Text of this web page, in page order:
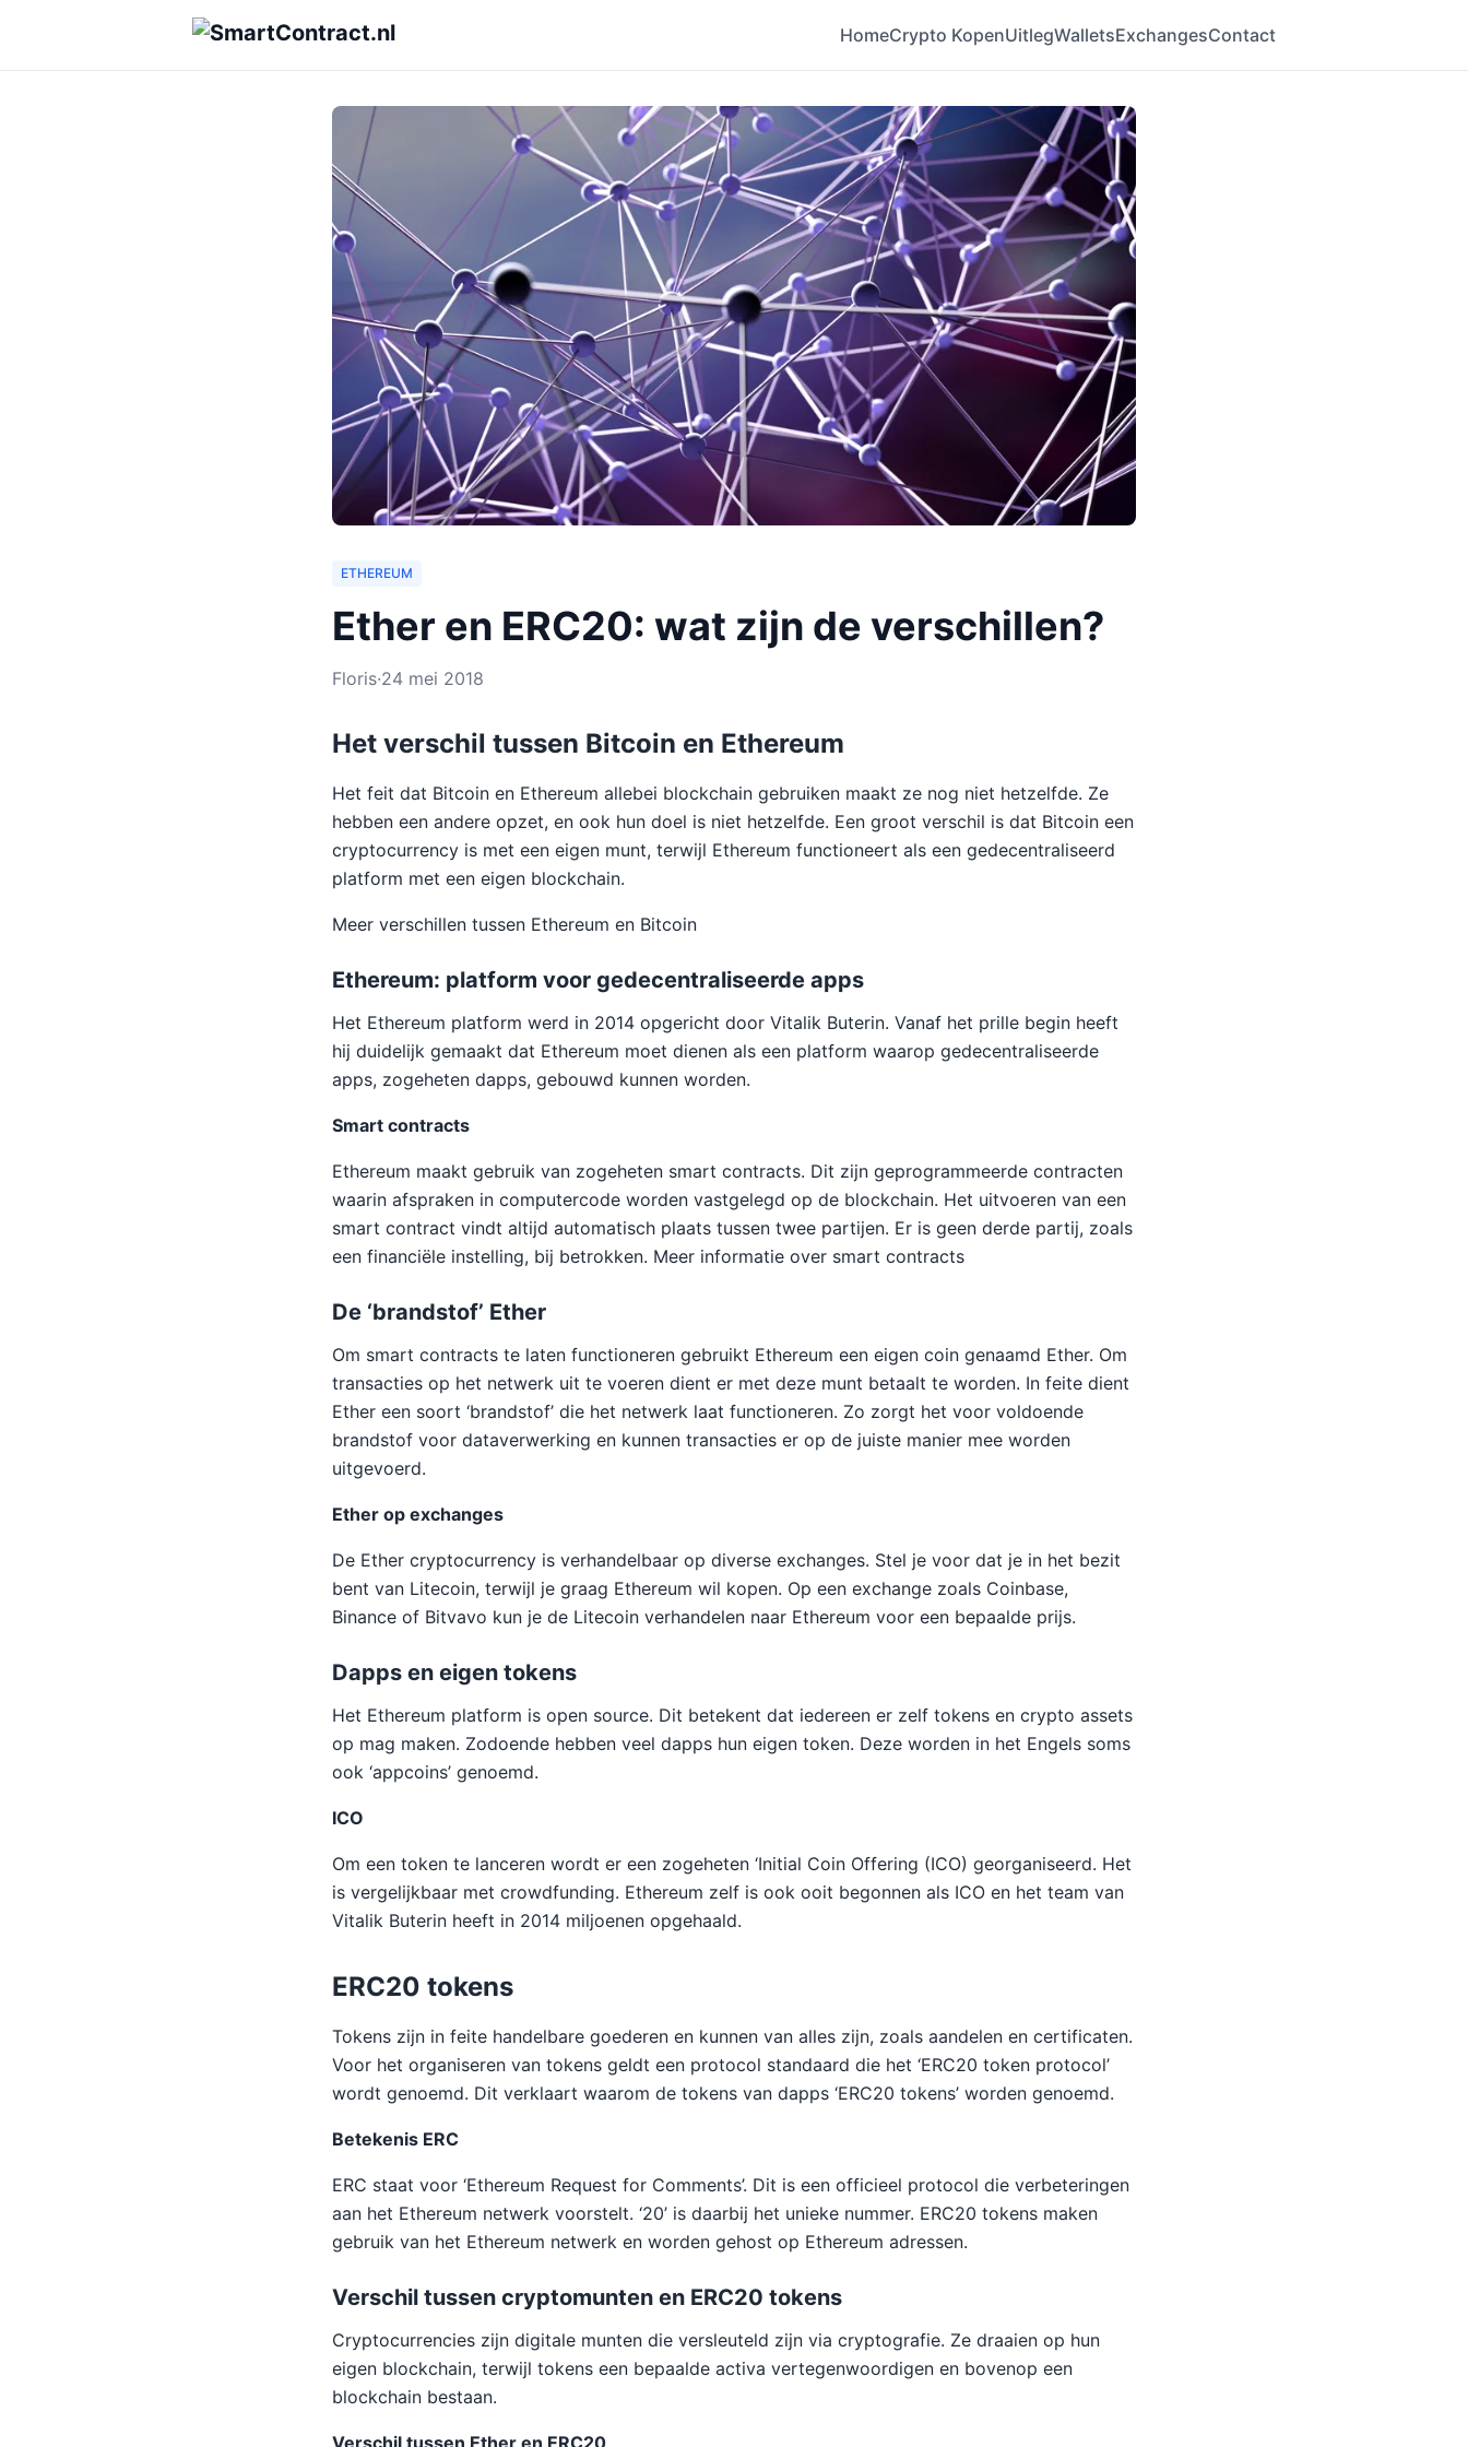
HomeCrypto KopenUitlegWalletsExchangesContact
ETHEREUM
Ether en ERC20: wat zijn de verschillen?
Floris·24 mei 2018
Het verschil tussen Bitcoin en Ethereum
Het feit dat Bitcoin en Ethereum allebei blockchain gebruiken maakt ze nog niet hetzelfde. Ze
hebben een andere opzet, en ook hun doel is niet hetzelfde. Een groot verschil is dat Bitcoin een
cryptocurrency is met een eigen munt, terwijl Ethereum functioneert als een gedecentraliseerd
platform met een eigen blockchain.
Meer verschillen tussen Ethereum en Bitcoin
Ethereum: platform voor gedecentraliseerde apps
Het Ethereum platform werd in 2014 opgericht door Vitalik Buterin. Vanaf het prille begin heeft
hij duidelijk gemaakt dat Ethereum moet dienen als een platform waarop gedecentraliseerde
apps, zogeheten dapps, gebouwd kunnen worden.
Smart contracts
Ethereum maakt gebruik van zogeheten smart contracts. Dit zijn geprogrammeerde contracten
waarin afspraken in computercode worden vastgelegd op de blockchain. Het uitvoeren van een
smart contract vindt altijd automatisch plaats tussen twee partijen. Er is geen derde partij, zoals
een financiële instelling, bij betrokken. Meer informatie over smart contracts
De ‘brandstof’ Ether
Om smart contracts te laten functioneren gebruikt Ethereum een eigen coin genaamd Ether. Om
transacties op het netwerk uit te voeren dient er met deze munt betaalt te worden. In feite dient
Ether een soort ‘brandstof’ die het netwerk laat functioneren. Zo zorgt het voor voldoende
brandstof voor dataverwerking en kunnen transacties er op de juiste manier mee worden
uitgevoerd.
Ether op exchanges
De Ether cryptocurrency is verhandelbaar op diverse exchanges. Stel je voor dat je in het bezit
bent van Litecoin, terwijl je graag Ethereum wil kopen. Op een exchange zoals Coinbase,
Binance of Bitvavo kun je de Litecoin verhandelen naar Ethereum voor een bepaalde prijs.
Dapps en eigen tokens
Het Ethereum platform is open source. Dit betekent dat iedereen er zelf tokens en crypto assets
op mag maken. Zodoende hebben veel dapps hun eigen token. Deze worden in het Engels soms
ook ‘appcoins’ genoemd.
ICO
Om een token te lanceren wordt er een zogeheten ‘Initial Coin Offering (ICO) georganiseerd. Het
is vergelijkbaar met crowdfunding. Ethereum zelf is ook ooit begonnen als ICO en het team van
Vitalik Buterin heeft in 2014 miljoenen opgehaald.
ERC20 tokens
Tokens zijn in feite handelbare goederen en kunnen van alles zijn, zoals aandelen en certificaten.
Voor het organiseren van tokens geldt een protocol standaard die het ‘ERC20 token protocol’
wordt genoemd. Dit verklaart waarom de tokens van dapps ‘ERC20 tokens’ worden genoemd.
Betekenis ERC
ERC staat voor ‘Ethereum Request for Comments’. Dit is een officieel protocol die verbeteringen
aan het Ethereum netwerk voorstelt. ‘20’ is daarbij het unieke nummer. ERC20 tokens maken
gebruik van het Ethereum netwerk en worden gehost op Ethereum adressen.
Verschil tussen cryptomunten en ERC20 tokens
Cryptocurrencies zijn digitale munten die versleuteld zijn via cryptografie. Ze draaien op hun
eigen blockchain, terwijl tokens een bepaalde activa vertegenwoordigen en bovenop een
blockchain bestaan.
Verschil tussen Ether en ERC20